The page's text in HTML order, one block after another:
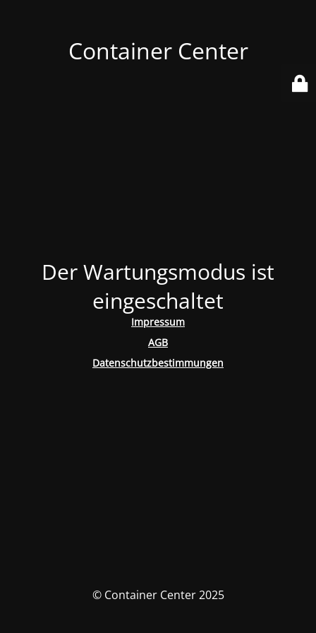
Container Center
Der Wartungsmodus ist
eingeschaltet
Impressum
AGB
Datenschutzbestimmungen
© Container Center 2025